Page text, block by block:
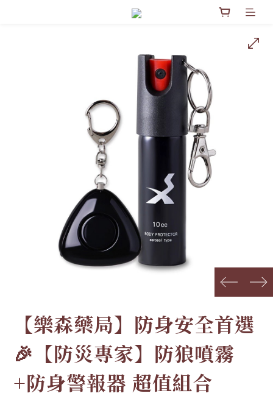
prev next
【樂森藥局】防身安全首選
🎉【防災專家】防狼噴霧
+防身警報器 超值組合